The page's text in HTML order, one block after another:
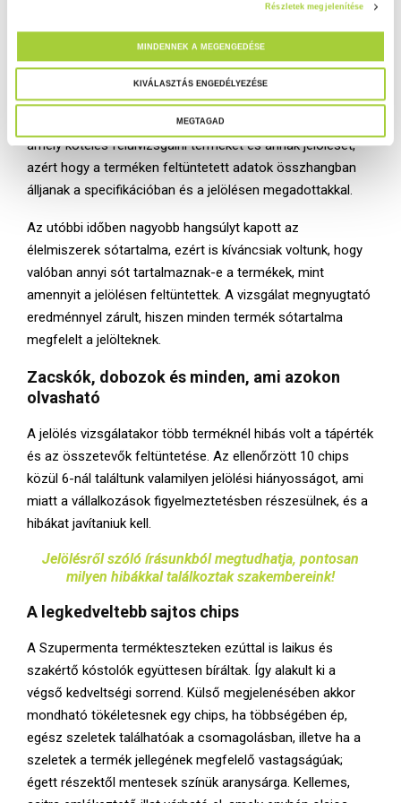
Részletek megjelenítése
MINDENNEK A MEGENGEDÉSE
KIVÁLASZTÁS ENGEDÉLYEZÉSE
MEGTAGAD
tápértékjelölésen szereplő zsír- és sótartalom
mennyiségét, illetve hogy annak értéke megfelel-e a
termékben megtalálható mennyiségnek. A vizsgált
termékek közül egynél magasabb volt a mért zsírtartalom,
mint a tápértéktáblázatban feltüntetett érték. A hiba miatt
a Nébih figyelmeztetésben részesítette a vállalkozást,
amely köteles felülvizsgálni termékét és annak jelölését,
azért hogy a terméken feltüntetett adatok összhangban
álljanak a specifikációban és a jelölésen megadottakkal.
Az utóbbi időben nagyobb hangsúlyt kapott az
élelmiszerek sótartalma, ezért is kíváncsiak voltunk, hogy
valóban annyi sót tartalmaznak-e a termékek, mint
amennyit a jelölésen feltüntettek. A vizsgálat megnyugtató
eredménnyel zárult, hiszen minden termék sótartalma
megfelelt a jelölteknek.
Zacskók, dobozok és minden, ami azokon
olvasható
A jelölés vizsgálatakor több terméknél hibás volt a tápérték
és az összetevők feltüntetése. Az ellenőrzött 10 chips
közül 6-nál találtunk valamilyen jelölési hiányosságot, ami
miatt a vállalkozások figyelmeztetésben részesülnek, és a
hibákat javítaniuk kell.
Jelölésről szóló írásunkból megtudhatja, pontosan
milyen hibákkal találkoztak szakembereink!
A legkedveltebb sajtos chips
A Szupermenta termékteszteken ezúttal is laikus és
szakértő kóstolók együttesen bíráltak. Így alakult ki a
végső kedveltségi sorrend. Külső megjelenésében akkor
mondható tökéletesnek egy chips, ha többségében ép,
egész szeletek találhatóak a csomagolásban, illetve ha a
szeletek a termék jellegének megfelelő vastagságúak;
égett részektől mentesek színük aranysárga. Kellemes,